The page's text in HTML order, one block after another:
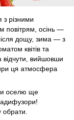
з різними
повітрям, осінь —
дощу, зима — з
квітів та
відчути, вийшовши
ця атмосфера
оселю ще
обрати.